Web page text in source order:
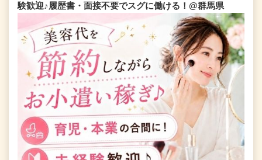
験歓迎♪履歴書・面接不要でスグに働ける！@群馬県